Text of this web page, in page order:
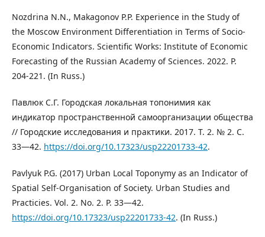
Nozdrina N.N., Makagonov P.P. Experience in the Study of
the Moscow Environment Differentiation in Terms of Socio-
Economic Indicators. Scientific Works: Institute of Economic
Forecasting of the Russian Academy of Sciences. 2022. P.
204-221. (In Russ.)
Павлюк С.Г. Городская локальная топонимия как
индикатор пространственной самоорганизации общества
// Городские исследования и практики. 2017. Т. 2. № 2. С.
33—42. https://doi.org/10.17323/usp22201733-42.
Pavlyuk P.G. (2017) Urban Local Toponymy as an Indicator of
Spatial Self-Organisation of Society. Urban Studies and
Practicies. Vol. 2. No. 2. P. 33—42.
https://doi.org/10.17323/usp22201733-42. (In Russ.)